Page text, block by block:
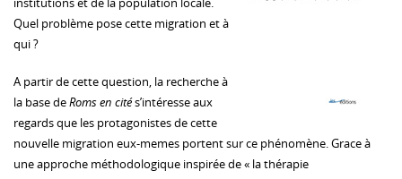
Quel problème pose cette migration et à
qui ?
A partir de cette question, la recherche à
la base deRoms en cités’intéresse aux
regards que les protagonistes de cette
nouvelle migration eux-memes portent sur ce phénomène. Grace à
une approche méthodologique inspirée de « la thérapie